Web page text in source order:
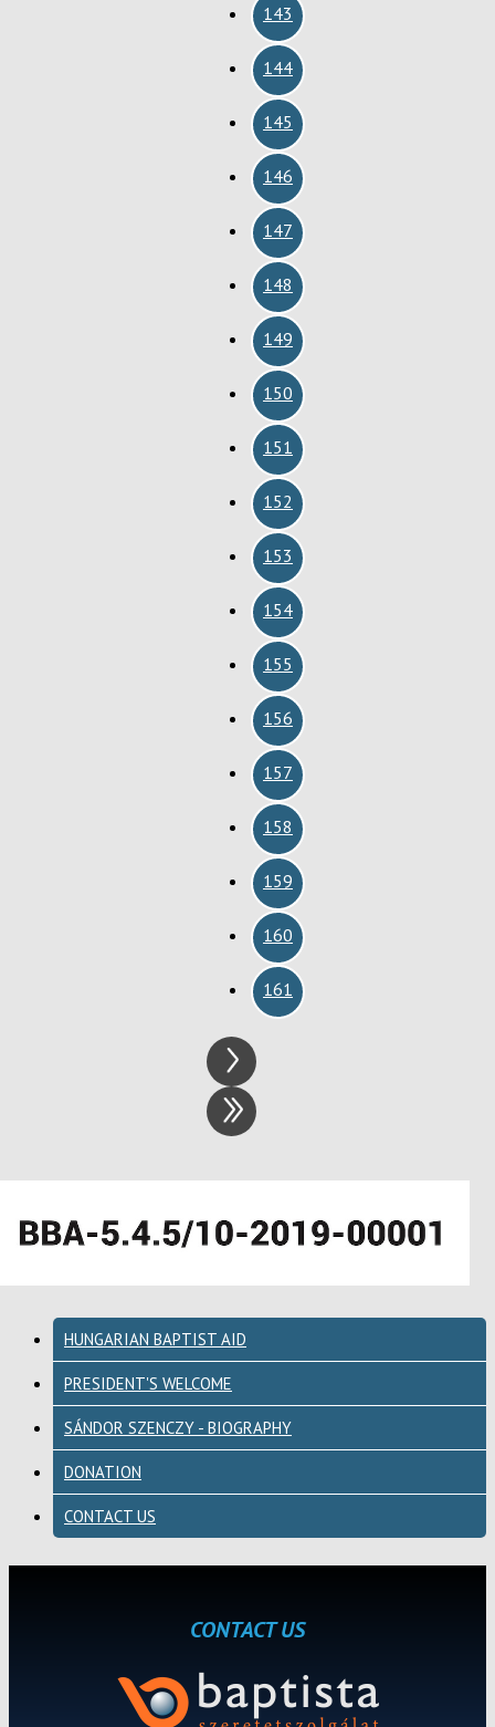
143
144
145
146
147
148
149
150
151
152
153
154
155
156
157
158
159
160
161
HUNGARIAN BAPTIST AID
PRESIDENT'S WELCOME
SÁNDOR SZENCZY - BIOGRAPHY
DONATION
CONTACT US
CONTACT US